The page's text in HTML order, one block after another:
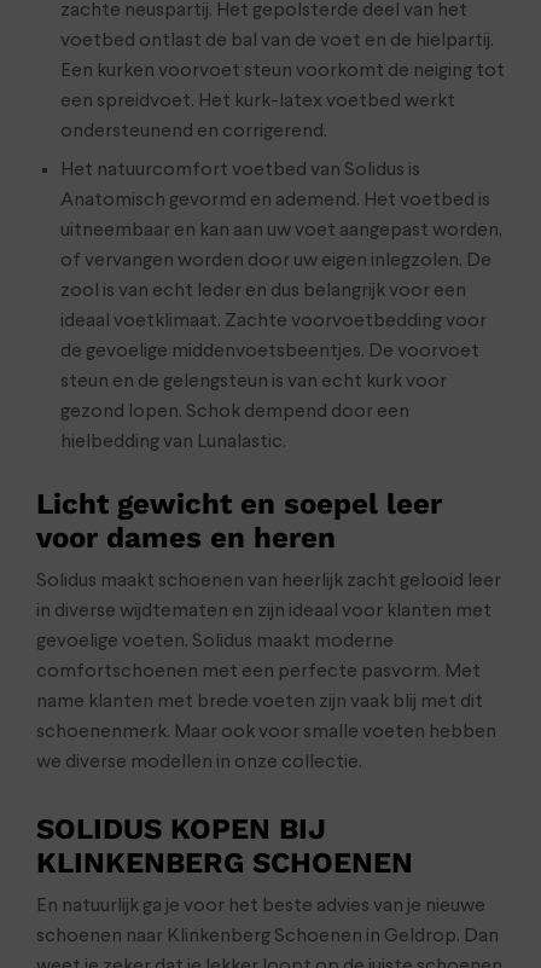
zachte neuspartij. Het gepolsterde deel van het
voetbed ontlast de bal van de voet en de hielpartij.
Een kurken voorvoet steun voorkomt de neiging tot
een spreidvoet. Het kurk-latex voetbed werkt
ondersteunend en corrigerend.
Het natuurcomfort voetbed van Solidus is
Anatomisch gevormd en ademend. Het voetbed is
uitneembaar en kan aan uw voet aangepast worden,
of vervangen worden door uw eigen inlegzolen. De
zool is van echt leder en dus belangrijk voor een
ideaal voetklimaat. Zachte voorvoetbedding voor
de gevoelige middenvoetsbeentjes. De voorvoet
steun en de gelengsteun is van echt kurk voor
gezond lopen. Schok dempend door een
hielbedding van Lunalastic.
Licht gewicht en soepel leer
voor dames en heren
Solidus maakt schoenen van heerlijk zacht gelooid leer
in diverse wijdtematen en zijn ideaal voor klanten met
gevoelige voeten. Solidus maakt moderne
comfortschoenen met een perfecte pasvorm. Met
name klanten met brede voeten zijn vaak blij met dit
schoenenmerk. Maar ook voor smalle voeten hebben
we diverse modellen in onze collectie.
SOLIDUS KOPEN BIJ
KLINKENBERG SCHOENEN
En natuurlijk ga je voor het beste advies van je nieuwe
schoenen naar Klinkenberg Schoenen in Geldrop. Dan